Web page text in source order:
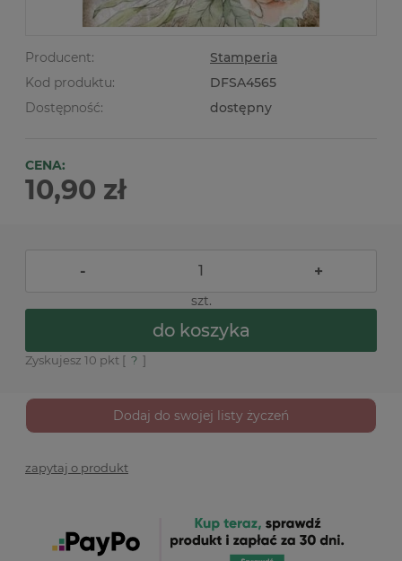
Producent:
Stamperia
Kod produktu:
DFSA4565
Dostępność:
dostępny
CENA:
10,90 zł
- +
szt.
do koszyka
Zyskujesz 10 pkt [ ? ]
Dodaj do swojej listy życzeń
zapytaj o produkt